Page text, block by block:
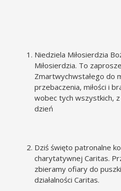
Niedziela Miłosierdzia
Miłosierdzia. To
Zmartwychwstałego do
przebaczenia, miłości i
wobec tych wszystkich,
dzień
Dziś święto patronalne
charytatywnej Caritas.
zbieramy ofiary do
działalności Caritas.